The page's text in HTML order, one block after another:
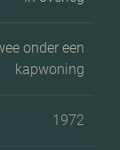
onder een
kapwoning
1972